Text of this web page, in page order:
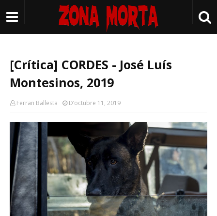
[Crítica] CORDES - José Luís
Montesinos, 2019
Ferran Ballesta D’octubre 11, 2019